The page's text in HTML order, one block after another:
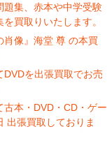
題集、赤本や中学受験
買取りいたします。
肖像』海堂 尊 の本買
DVDを出張買取でお売
古本・DVD・CD・ゲー
出張買取しておりま